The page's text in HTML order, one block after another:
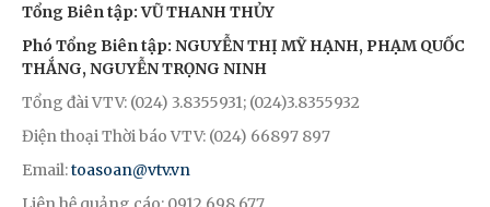
Tổng Biên tập: VŨ THANH THỦY
Phó Tổng Biên tập: NGUYỄN THỊ MỸ HẠNH, PHẠM QUỐC
THẮNG, NGUYỄN TRỌNG NINH
Tổng đài VTV: (024) 3.8355931; (024)3.8355932
Điện thoại Thời báo VTV: (024) 66897 897
Email:toasoan@vtv.vn